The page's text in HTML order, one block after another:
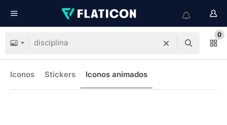
0
Iconos Stickers Iconos animados